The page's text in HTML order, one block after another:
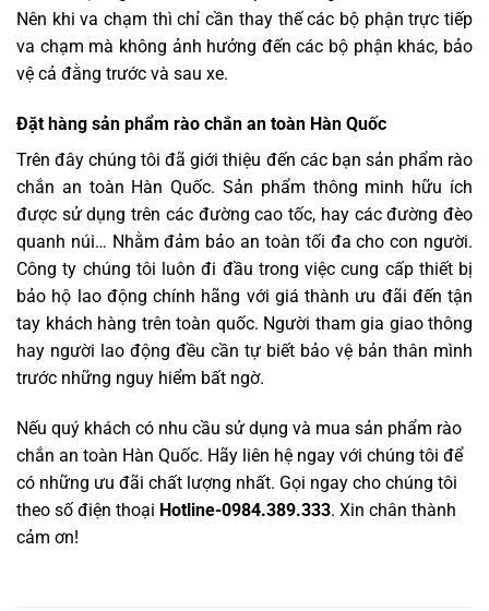
Nên khi va chạm thì chỉ cần thay thế các bộ phận trực tiếp
va chạm mà không ảnh hưởng đến các bộ phận khác, bảo
vệ cả đằng trước và sau xe.
Đặt hàng sản phẩm rào chắn an toàn Hàn Quốc
Trên đây chúng tôi đã giới thiệu đến các bạn sản phẩm rào
chắn an toàn Hàn Quốc. Sản phẩm thông minh hữu ích
được sử dụng trên các đường cao tốc, hay các đường đèo
quanh núi… Nhằm đảm bảo an toàn tối đa cho con người.
Công ty chúng tôi luôn đi đầu trong việc cung cấp thiết bị
bảo hộ lao động chính hãng với giá thành ưu đãi đến tận
tay khách hàng trên toàn quốc. Người tham gia giao thông
hay người lao động đều cần tự biết bảo vệ bản thân mình
trước những nguy hiểm bất ngờ.
Nếu quý khách có nhu cầu sử dụng và mua sản phẩm rào
chắn an toàn Hàn Quốc. Hãy liên hệ ngay với chúng tôi để
có những ưu đãi chất lượng nhất. Gọi ngay cho chúng tôi
theo số điện thoại Hotline-0984.389.333. Xin chân thành
cảm ơn!